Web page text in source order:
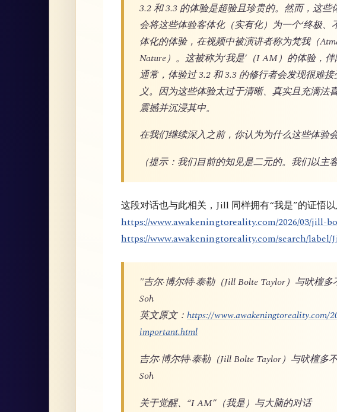
3.2 和 3.3 的体验是超验且珍贵的。然而，这
会将这些体验客体化（实有化）为一个‘终极、
体化的体验，在视频中被演讲者称为梵我（
Nature）。这被称为‘我是’（I AM）的体验，
通常，体验过 3.2 和 3.3 的修行者会发现很难
义。因为这些体验太过于清晰、真实且充满法
震撼并沉浸其中。
在我们继续深入之前，你认为为什么这些体验
（提示：我们目前的知见是二元的。我们以主
这段对话也与此相关，Jill 同样拥有“我是”的证悟
https://www.awakeningtoreality.com/2026/03/jill-
https://www.awakeningtoreality.com/search/label/
"吉尔·博尔特·泰勒（Jill Bolte Taylor）与吠檀
Soh
英文原文： https://
important.html
吉尔·博尔特·泰勒（Jill Bolte Taylor）与吠檀多
Soh
关于觉醒、“I AM”（我是）与大脑的对话